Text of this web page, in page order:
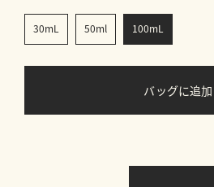
30mL 50ml 100mL
バッグに追加